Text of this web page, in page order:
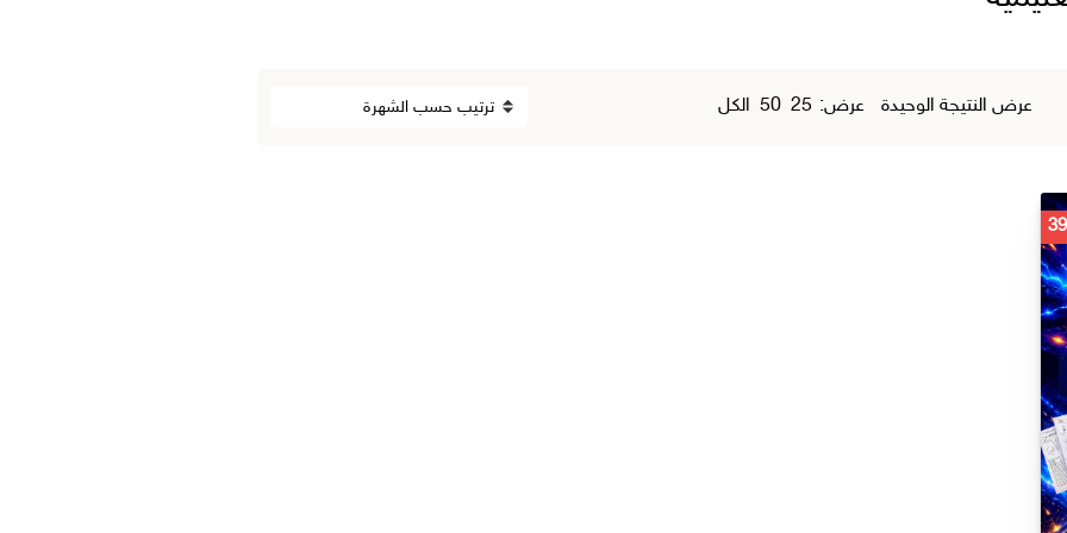
عرض النتيجة الوحيدة عرض: 25
50 الكل
السعر
الحالي
هو:
ر.س 39,00.